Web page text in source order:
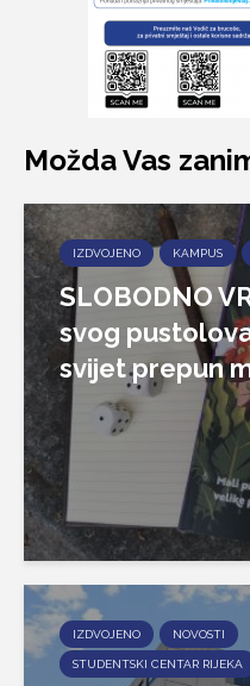
Možda Vas
IZDVOJENO KAMPUS
SLOBODNO
svog
svijet prepun
IZDVOJENO NOVOSTI
STUDENTSKI CENTAR RIJEKA